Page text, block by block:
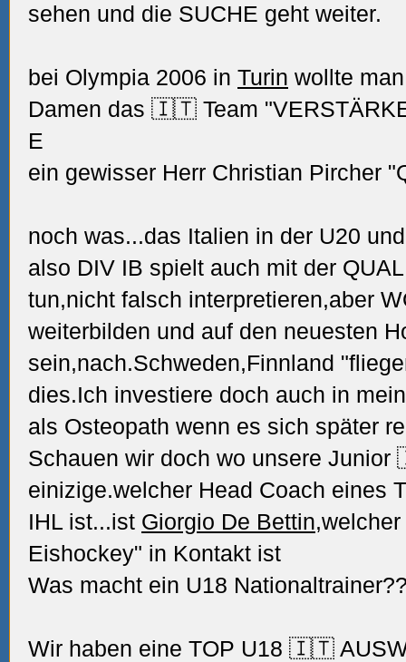
sehen und die SUCHE geht weiter.
bei Olympia 2006 in Turin wollte
Damen das 🇮🇹 Team
E
ein gewisser Herr Christian Pircher
noch was...das Italien in der U20
also DIV IB spielt auch mit der
tun,nicht falsch interpretieren,aber
weiterbilden und auf den neuesten
sein,nach.Schweden,Finnland
dies.Ich investiere doch auch in
als Osteopath wenn es sich später
Schauen wir doch wo unsere
einizige.welcher Head Coach eines
IHL ist...ist Giorgio De Bettin
Eishockey" in Kontakt ist
Was macht ein U18
Wir haben eine TOP U18 🇮🇹